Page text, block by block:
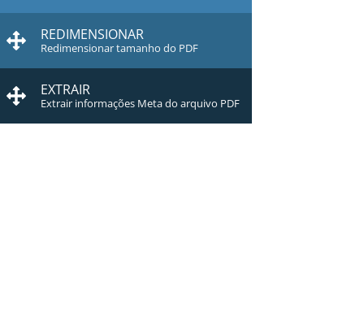
REDIMENSIONAR
Redimensionar tamanho do PDF
EXTRAIR
Extrair informações Meta do arquivo PDF